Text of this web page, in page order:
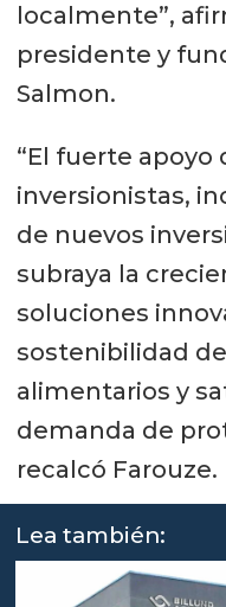
localmente”,
presidente y
Salmon.
“El fuerte apoyo
inversionistas,
de nuevos
subraya la
soluciones
sostenibilidad
alimentarios y
demanda de
recalcó Farouze.
Lea también: